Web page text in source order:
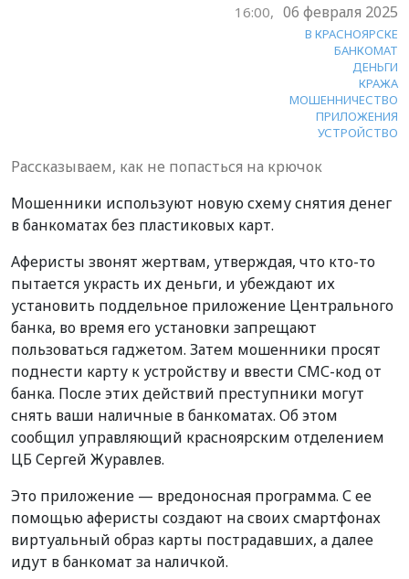
16:00, 06 февраля 2025
В КРАСНОЯРСКЕ
БАНКОМАТ
ДЕНЬГИ
КРАЖА
МОШЕННИЧЕСТВО
ПРИЛОЖЕНИЯ
УСТРОЙСТВО
Рассказываем, как не попасться на крючок
Мошенники используют новую схему снятия денег
в банкоматах без пластиковых карт.
Аферисты звонят жертвам, утверждая, что кто-то
пытается украсть их деньги, и убеждают их
установить поддельное приложение Центрального
банка, во время его установки запрещают
пользоваться гаджетом. Затем мошенники просят
поднести карту к устройству и ввести СМС-код от
банка. После этих действий преступники могут
снять ваши наличные в банкоматах. Об этом
сообщил управляющий красноярским отделением
ЦБ Сергей Журавлев.
Это приложение — вредоносная программа. С ее
помощью аферисты создают на своих смартфонах
виртуальный образ карты пострадавших, а далее
идут в банкомат за наличкой.